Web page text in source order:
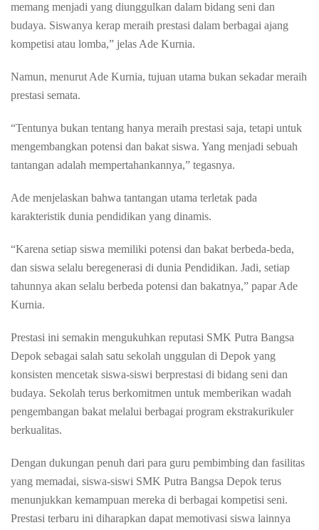
memang menjadi yang diunggulkan dalam bidang seni dan
budaya. Siswanya kerap meraih prestasi dalam berbagai ajang
kompetisi atau lomba,” jelas Ade Kurnia.
Namun, menurut Ade Kurnia, tujuan utama bukan sekadar meraih
prestasi semata.
“Tentunya bukan tentang hanya meraih prestasi saja, tetapi untuk
mengembangkan potensi dan bakat siswa. Yang menjadi sebuah
tantangan adalah mempertahankannya,” tegasnya.
Ade menjelaskan bahwa tantangan utama terletak pada
karakteristik dunia pendidikan yang dinamis.
“Karena setiap siswa memiliki potensi dan bakat berbeda-beda,
dan siswa selalu beregenerasi di dunia Pendidikan. Jadi, setiap
tahunnya akan selalu berbeda potensi dan bakatnya,” paparAde
Kurnia.
Prestasi ini semakin mengukuhkan reputasi SMK Putra Bangsa
Depok sebagai salah satu sekolah unggulan di Depok yang
konsisten mencetak siswa-siswi berprestasi di bidang seni dan
budaya. Sekolah terus berkomitmen untuk memberikan wadah
pengembangan bakat melalui berbagai program ekstrakurikuler
berkualitas.
Dengan dukungan penuh dari para guru pembimbing dan fasilitas
yang memadai, siswa-siswi SMK Putra Bangsa Depok terus
menunjukkan kemampuan mereka di berbagai kompetisi seni.
Prestasi terbaru ini diharapkan dapat memotivasi siswa lainnya